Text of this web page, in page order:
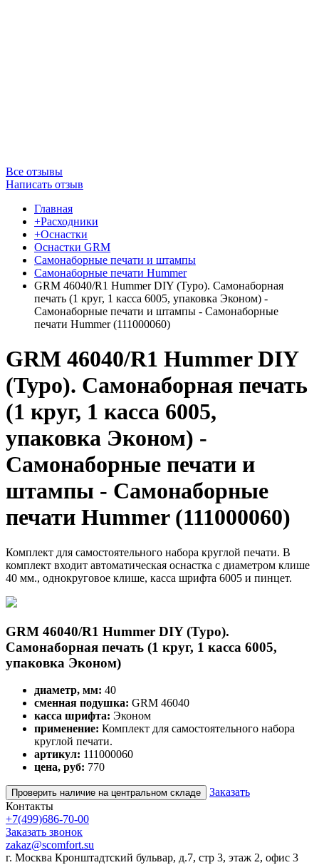
Все отзывы
Написать отзыв
Главная
+Расходники
+Оснастки
Оснастки GRM
Самонаборные печати и штампы
Самонаборные печати Hummer
GRM 46040/R1 Hummer DIY (Typo). Самонаборная
печать (1 круг, 1 касса 6005, упаковка Эконом) -
Самонаборные печати и штампы - Самонаборные
печати Hummer (111000060)
GRM 46040/R1 Hummer DIY
(Typo). Самонаборная печать
(1 круг, 1 касса 6005,
упаковка Эконом) -
Самонаборные печати и
штампы - Самонаборные
печати Hummer (111000060)
Комплект для самостоятельного набора круглой печати. В
комплект входит автоматическая оснастка с диаметром клише
40 мм., однокруговое клише, касса шрифта 6005 и пинцет.
GRM 46040/R1 Hummer DIY (Typo).
Самонаборная печать (1 круг, 1 касса 6005,
упаковка Эконом)
диаметр, мм: 40
сменная подушка: GRM 46040
касса шрифта: Эконом
применение: Комплект для самостоятельного набора
круглой печати.
артикул: 111000060
цена, руб: 770
Проверить наличие на центральном складе
Заказать
Контакты
+7(499)686-70-00
Заказать звонок
zakaz@scomfort.su
г. Москва Кронштадтский бульвар, д.7, стр 3, этаж 2, офис 3